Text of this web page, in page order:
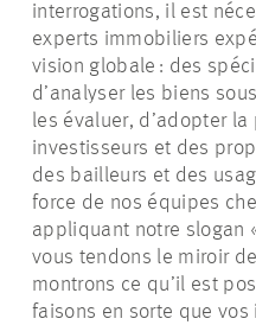
interrogations, il est
experts immobiliers
vision globale : des
d’analyser les biens
les évaluer, d’adopter
investisseurs et des
des bailleurs et des
force de nos équipes
appliquant notre slogan
vous tendons le miroir
montrons ce qu’il est
faisons en sorte que